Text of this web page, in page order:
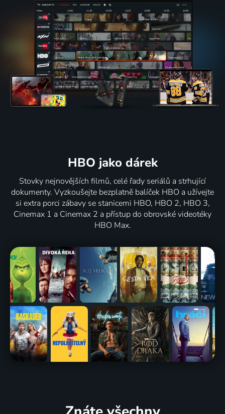
HBO jako dárek
Stovky nejnovějších filmů, celé řady seriálů a strhující
dokumenty. Vyzkoušejte bezplatně balíček HBO a užívejte
si extra porci zábavy se stanicemi HBO, HBO 2, HBO 3,
Cinemax 1 a Cinemax 2 a přístup do obrovské videotéky
HBO Max.